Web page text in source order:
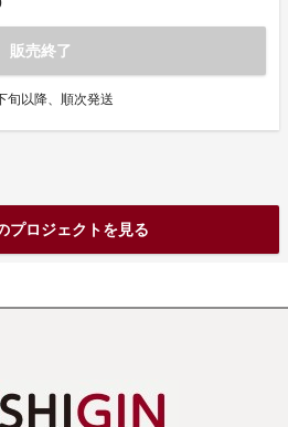
販売終了
旬以降、順次発送
プロジェクトを見る